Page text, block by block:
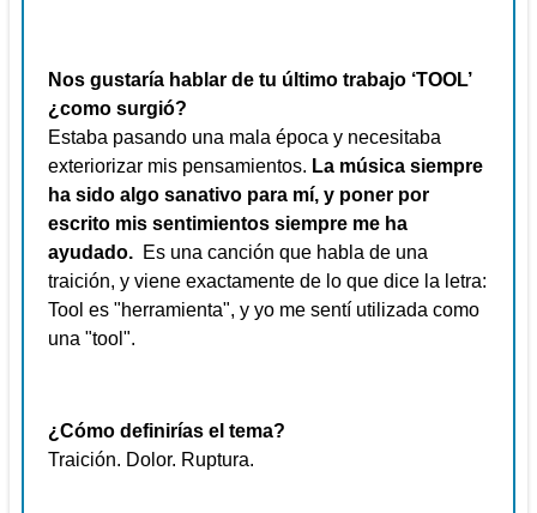
Nos gustaría hablar de tu último trabajo ‘TOOL’
¿como surgió?
Estaba pasando una mala época y necesitaba
exteriorizar mis pensamientos. La música siempre
ha sido algo sanativo para mí, y poner por
escrito mis sentimientos siempre me ha
ayudado. Es una canción que habla de una
traición, y viene exactamente de lo que dice la letra:
Tool es "herramienta", y yo me sentí utilizada como
una "tool".
¿Cómo definirías el tema?
Traición. Dolor. Ruptura.